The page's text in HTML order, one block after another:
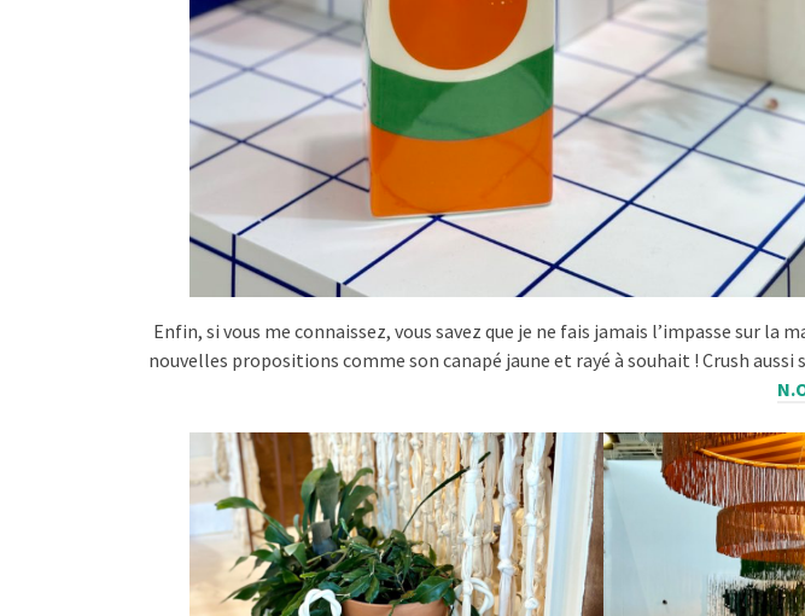
Enfin, si vous me connaissez, vous savez que je ne fais jamais l’impasse sur la
nouvelles propositions comme son canapé jaune et rayé à souhait ! Crush